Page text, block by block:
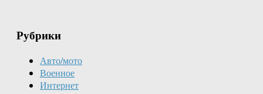
Рубрики
Авто/мото
Военное
Интернет